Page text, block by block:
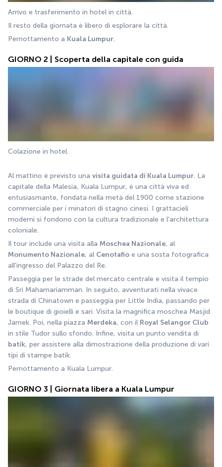
Arrivo e trasferimento in hotel in città.
Il resto della giornata è libero di esplorare la città.
Pernottamento a Kuala Lumpur.
GIORNO 2 | Scoperta della capitale con guida
Colazione in hotel.
Al mattino è previsto una visita guidata di Kuala Lumpur. La
capitale della Malesia, Kuala Lumpur, è una città viva ed
entusiasmante, fondata nella metà del 1900 come stazione
commerciale per i minatori di stagno cinesi. I grattacieli
moderni si fondono con la cultura tradizionale e l'architettura
coloniale.
Il tour include una visita alla Moschea Nazionale
Monumento Nazionale, al Cenotafio e una sosta fotografica
all'ingresso del Palazzo del Re.
Passeggia per le strade del mercato centrale e visita il tempio
di Sri Mahamariamman. In seguito, avventurati nella vivace
strada di Chinatown e passeggia per Little India, passando per
le boutique di gioielli e sari. Visita la magnifica moschea Masjid
Jamek. Poi, nella piazza Merdeka, con il Royal Selangor Club
batik, per assistere alla dimostrazione della produzione di vari
tipi di stampe batik.
Pernottamento a Kuala Lumpur.
GIORNO 3 | Giornata libera a Kuala Lumpur